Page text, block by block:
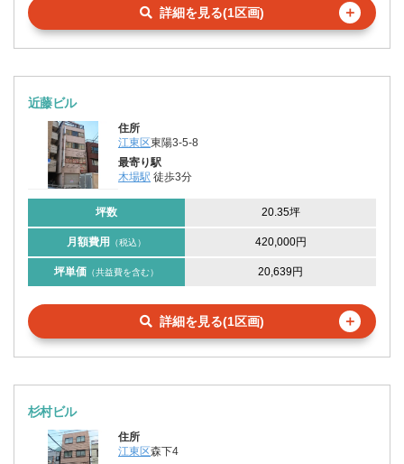
詳細を見る(1区画) ＋
近藤ビル
住所
江東区東陽3-5-8
最寄り駅
木場駅 徒歩3分
坪数 20.35坪
月額費用 （税込） 420,000円
坪単価 （共益費を含む） 20,639円
詳細を見る(1区画) ＋
杉村ビル
住所
江東区森下4